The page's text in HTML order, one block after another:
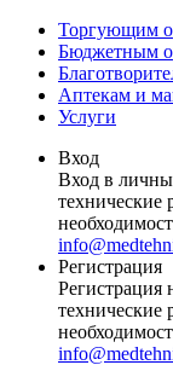
Торгующим
Бюджетным
Аптекам и
Услуги
Вход
Вход в
Регистрация
Регистрация